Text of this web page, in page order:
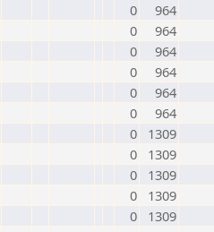
0
964
0
964
0
964
0
964
0
964
0
964
0
1309
0
1309
0
1309
0
1309
0
1309